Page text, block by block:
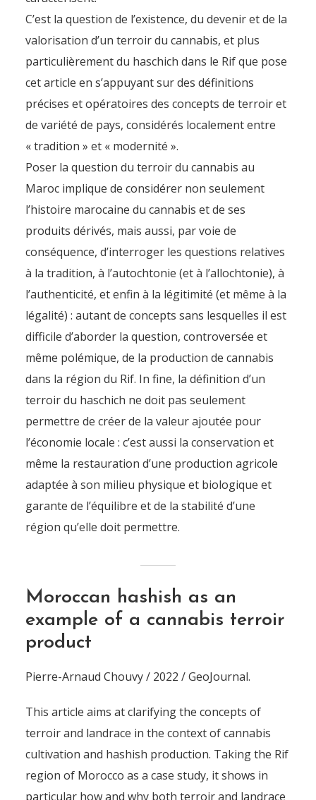
C’est la question de l’existence, du devenir et de la
valorisation d’un terroir du cannabis, et plus
particulièrement du haschich dans le Rif que pose
cet article en s’appuyant sur des définitions
précises et opératoires des concepts de terroir et
de variété de pays, considérés localement entre
« tradition » et « modernité ».
Poser la question du terroir du cannabis au
Maroc implique de considérer non seulement
l’histoire marocaine du cannabis et de ses
produits dérivés, mais aussi, par voie de
conséquence, d’interroger les questions relatives
à la tradition, à l’autochtonie (et à l’allochtonie), à
l’authenticité, et enfin à la légitimité (et même à la
légalité) : autant de concepts sans lesquelles il est
difficile d’aborder la question, controversée et
même polémique, de la production de cannabis
dans la région du Rif. In fine, la définition d’un
terroir du haschich ne doit pas seulement
permettre de créer de la valeur ajoutée pour
l’économie locale : c’est aussi la conservation et
même la restauration d’une production agricole
adaptée à son milieu physique et biologique et
garante de l’équilibre et de la stabilité d’une
région qu’elle doit permettre.
Moroccan hashish as an
example of a cannabis terroir
product
Pierre-Arnaud Chouvy / 2022 / GeoJournal.
This article aims at clarifying the concepts of
terroir and landrace in the context of cannabis
cultivation and hashish production. Taking the Rif
region of Morocco as a case study, it shows in
particular how and why both terroir and landrace